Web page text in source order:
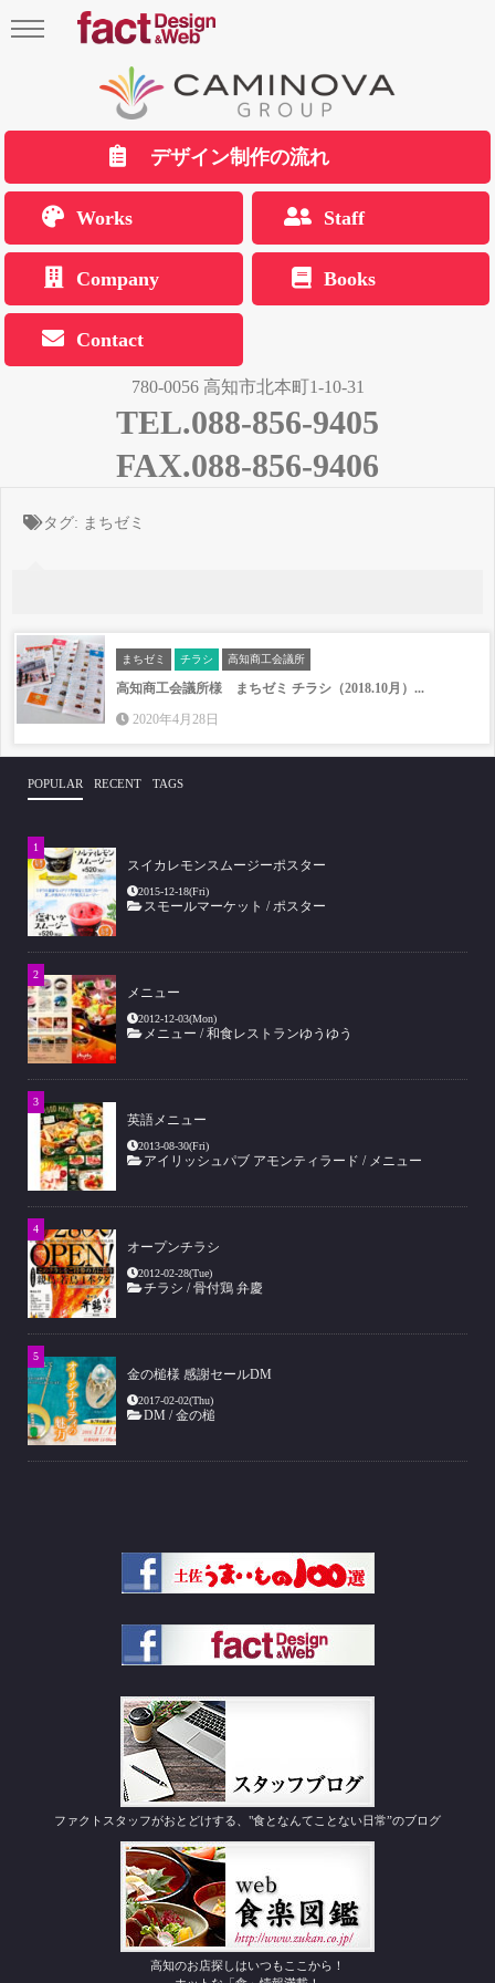
デザイン制作の流れ
Works Staff
Company Books
Contact
780-0056 高知市北本町1-10-31
TEL.088-856-9405
FAX.088-856-9406
タグ: まちゼミ
まちゼミ チラシ 高知商工会議所
高知商工会議所様 まちゼミ チラシ（2018.10月）...
2020年4月28日
POPULAR RECENT TAGS
スイカレモンスムージーポスター
2015-12-18(Fri)
スモールマーケット /ポスター
メニュー
2012-12-03(Mon)
メニュー /和食レストランゆうゆう
英語メニュー
2013-08-30(Fri)
アイリッシュパブ アモンティラード / メニュー
オープンチラシ
2012-02-28(Tue)
チラシ /骨付鶏 弁慶
金の槌様 感謝セールDM
2017-02-02(Thu)
DM /金の槌
ファクトスタッフがおとどけする、"食となんてことない日常”のブログ
高知のお店探しはいつもここから！